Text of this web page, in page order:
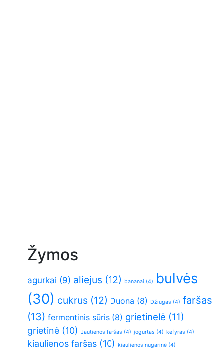
Žymos
agurkai (9) aliejus (12) bananai (4)
bulvės
(30) cukrus (12) Duona (8) Džiugas (4) faršas
(13) fermentinis sūris (8) grietinelė (11)
grietinė (10) Jautienos faršas (4) jogurtas (4) kefyras (4)
kiaulienos faršas (10) kiaulienos nugarinė (4)